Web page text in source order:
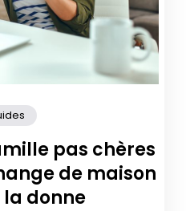
pas chères
de maison
donne